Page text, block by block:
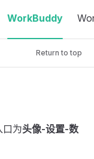
WorkBuddy
Return to top
口为头像-设置-数